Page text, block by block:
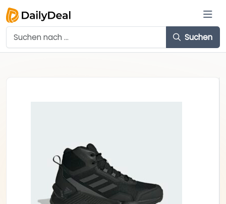
Suchen